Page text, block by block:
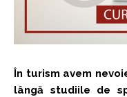
În turism avem
lângă studiile de